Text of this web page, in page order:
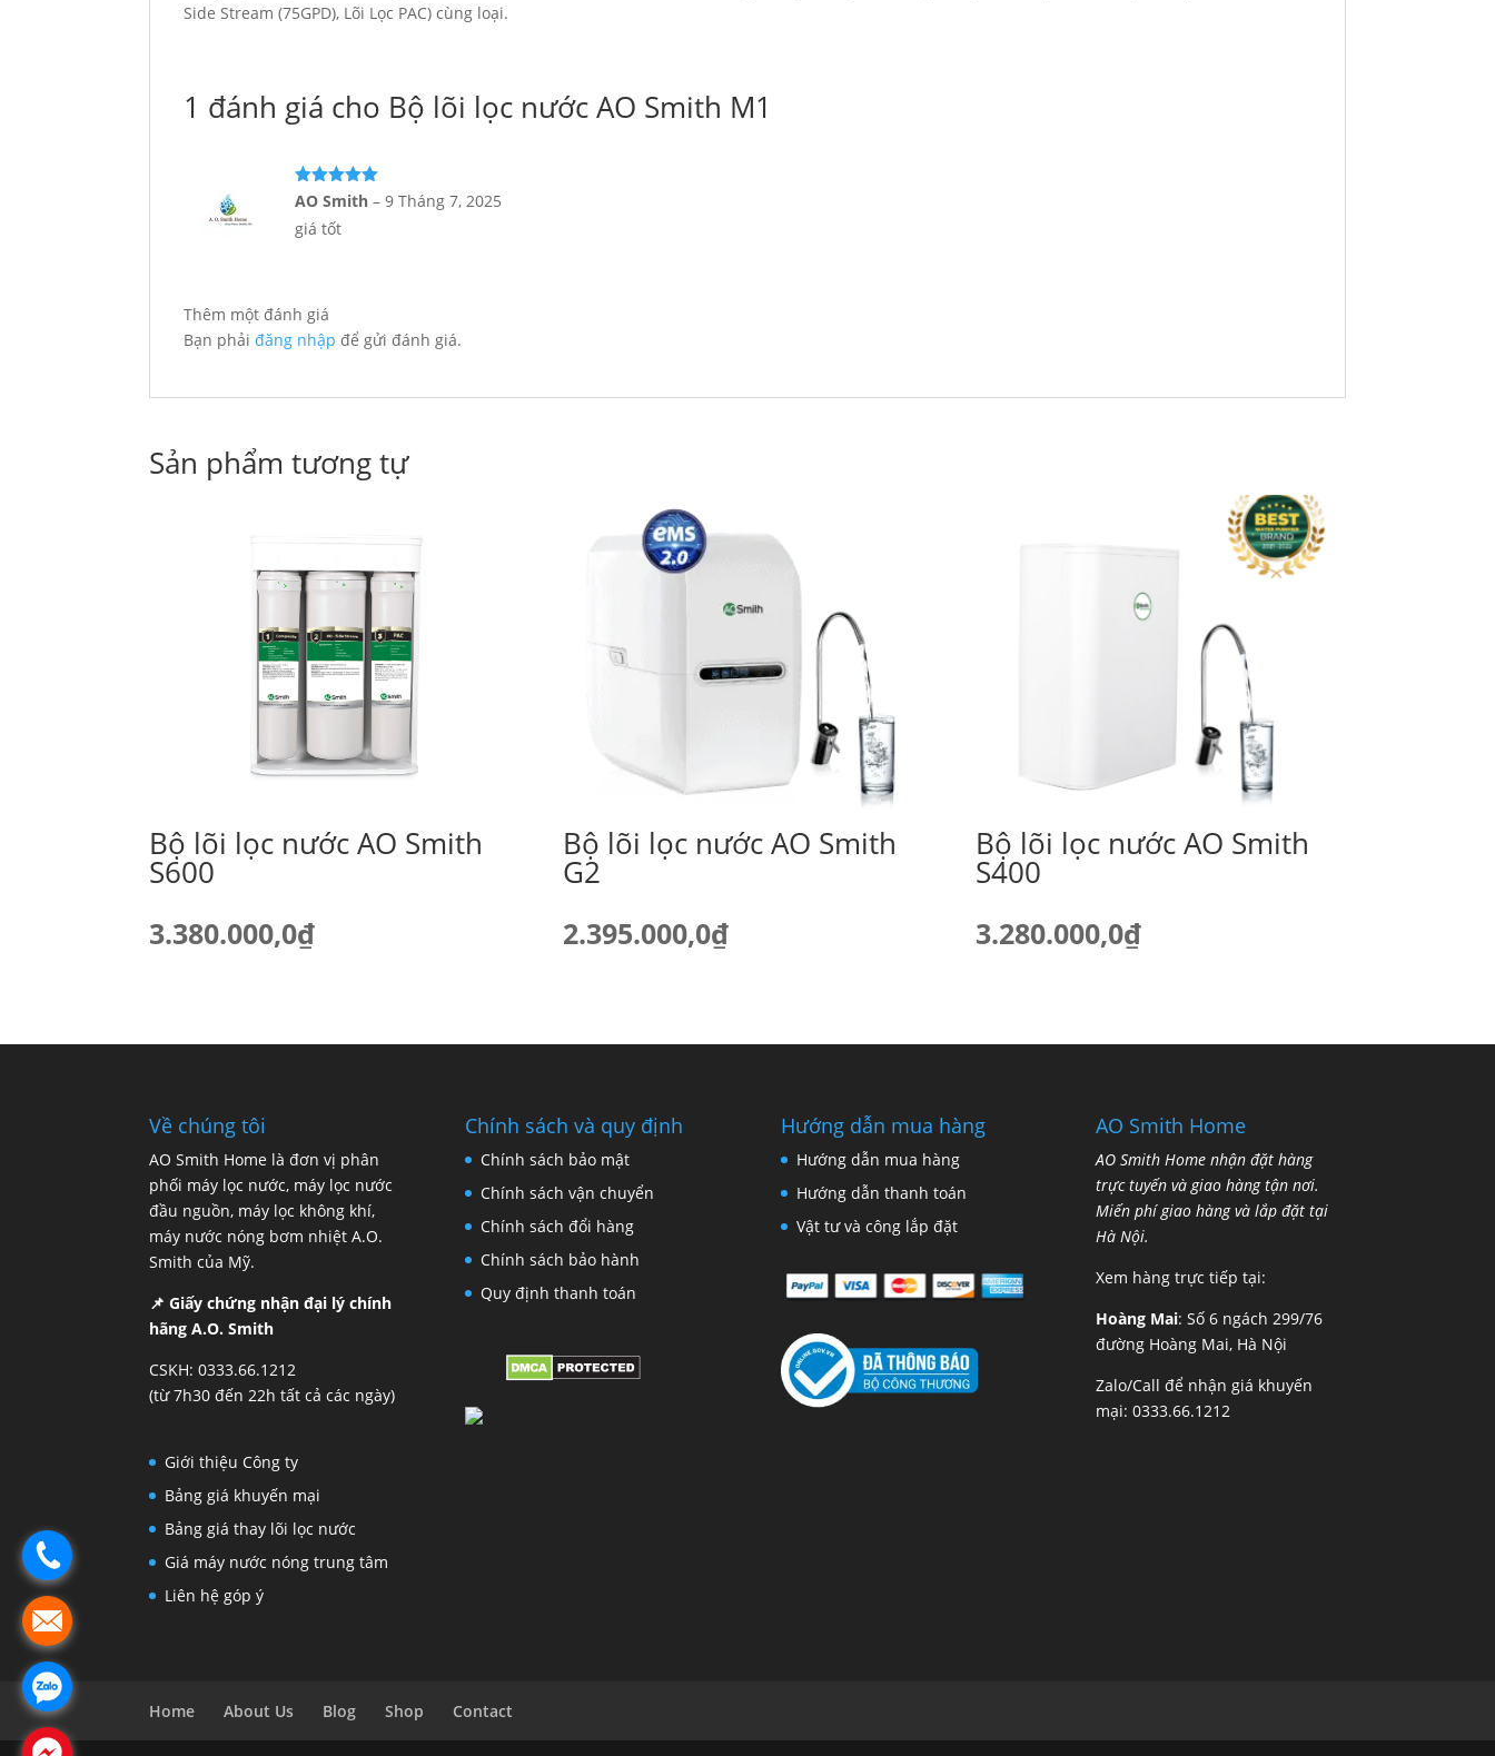
Side Stream (75GPD), Lõi Lọc PAC) cùng loại.
1 đánh giá cho Bộ lõi lọc nước AO Smith M1
Được xếp
hạng55
sao
AO Smith– 9 Tháng 7, 2025
giá tốt
Thêm một đánh giá
Bạn phảiđăng nhập để gửi đánh giá.
Sản phẩm tương tự
Bộ lõi lọc nước AO Smith
S600
3.380.000,0₫
Bộ lõi lọc nước AO Smith
G2
2.395.000,0₫
Bộ lõi lọc nước AO Smith
S400
3.280.000,0₫
Về chúng tôi
AO Smith Home là đơn vị phân
phối máy lọc nước, máy lọc nước
đầu nguồn, máy lọc không khí,
máy nước nóng bơm nhiệt A.O.
Smith của Mỹ.
📌 Giấy chứng nhận đại lý chính
hãng A.O. Smith
CSKH: 0333.66.1212
(từ 7h30 đến 22h tất cả các ngày)
Giới thiệu Công ty
Bảng giá khuyến mại
Bảng giá thay lõi lọc nước
Giá máy nước nóng trung tâm
Liên hệ góp ý
Chính sách và quy định
Chính sách bảo mật
Chính sách vận chuyển
Chính sách đổi hàng
Chính sách bảo hành
Quy định thanh toán
Hướng dẫn mua hàng
Hướng dẫn mua hàng
Hướng dẫn thanh toán
Vật tư và công lắp đặt
AO Smith Home
AO Smith Home nhận đặt hàng
trực tuyến và giao hàng tận nơi.
Miến phí giao hàng và lắp đặt tại
Hà Nội.
Xem hàng trực tiếp tại:
Hoàng Mai: Số 6 ngách 299/76
đường Hoàng Mai, Hà Nội
Zalo/Call để nhận giá khuyến
mại:0333.66.1212
Home About Us Blog Shop Contact